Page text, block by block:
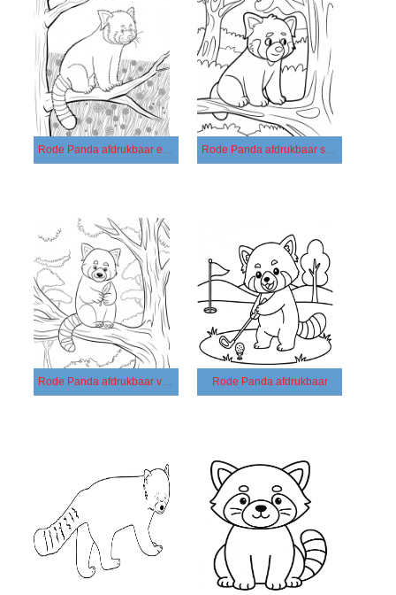
Rode Panda afdrukbaar eenvoudig Rode Panda afdrukbaar simpel
Rode Panda afdrukbaar voor kinderen Rode Panda afdrukbaar